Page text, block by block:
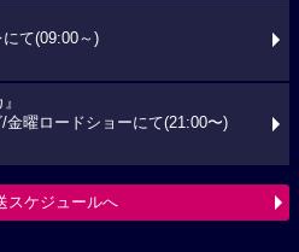
て(09:00～)
金曜ロードショーにて(21:00〜)
スケジュールへ